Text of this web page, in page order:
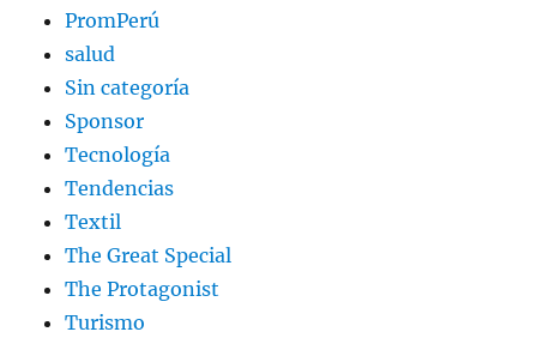
PromPerú
salud
Sin categoría
Sponsor
Tecnología
Tendencias
Textil
The Great Special
The Protagonist
Turismo